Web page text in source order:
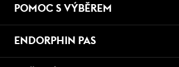
POMOC S VÝBĚREM
ENDORPHIN PAS